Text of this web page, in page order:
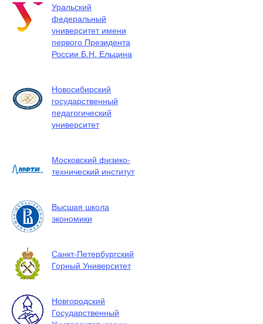
Уральский
федеральный
университет имени
первого Президента
России Б.Н. Ельцина
Новосибирский
государственный
педагогический
университет
Московский физико-
технический институт
Высшая школа
экономики
Санкт-Петербургский
Горный Университет
Новгородский
Государственный